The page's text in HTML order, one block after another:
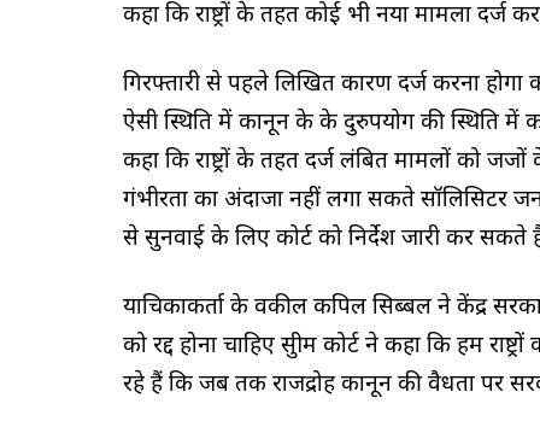
कहा कि राष्ट्रों के तहत कोई भी नया मामला
गिरफ्तारी से पहले लिखित कारण दर्ज करना
ऐसी स्थिति में कानून के के दुरुपयोग की स्थिति में
कहा कि राष्ट्रों के तहत दर्ज लंबित मामलों को
गंभीरता का अंदाजा नहीं लगा सकते सॉलिसिटर
से सुनवाई के लिए कोर्ट को निर्देश जारी कर सकते
याचिकाकर्ता के वकील कपिल सिब्बल ने केंद्र
को रद्द होना चाहिए सुप्रीम कोर्ट ने कहा कि हम
रहे हैं कि जब तक राजद्रोह कानून की वैधता पर